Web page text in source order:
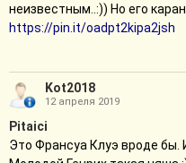
неизвестным..:)) Но его
https://pin.it/oadpt2kipa2jsh
Kot2018
12 апреля 2019
Pitaici
Это Франсуа Клуэ вроде бы.